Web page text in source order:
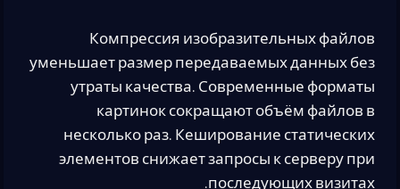
Компрессия изобразительных файлов
уменьшает размер передаваемых данных без
утраты качества. Современные форматы
картинок сокращают объём файлов в
несколько раз. Кеширование статических
элементов снижает запросы к серверу при
последующих визитах.